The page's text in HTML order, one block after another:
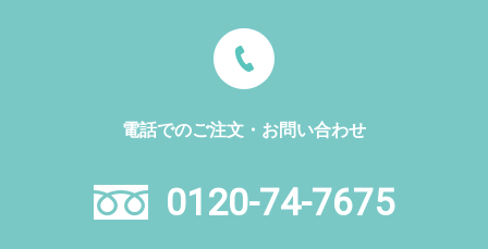
電話でのご注文・お問い合わせ
0120-74-7675